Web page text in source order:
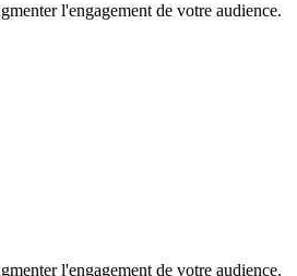
l'engagement de votre audience.
l'engagement de votre audience.